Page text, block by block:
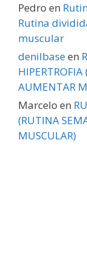
Pedro en
Rutina
muscular
denilbaseen
AUMENTAR
Marcelo en
(RUTINA
MUSCULAR)